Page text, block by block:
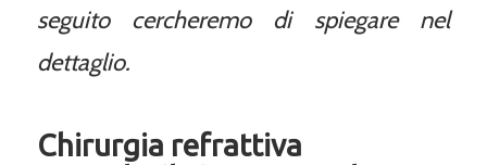
seguito cercheremo di spiegare nel
dettaglio.
Chirurgia refrattiva